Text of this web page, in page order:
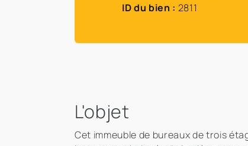
ID du bien : 2811
L'objet
Cet immeuble de bureaux de trois